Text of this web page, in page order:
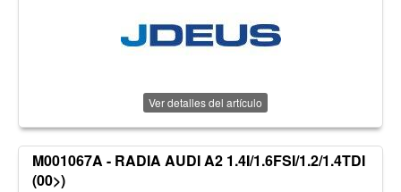
Ver detalles del artículo
M001067A - RADIA AUDI A2 1.4I/1.6FSI/1.2/1.4TDI
(00>)